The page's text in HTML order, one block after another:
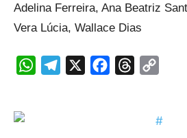
Adelina Ferreira, Ana Beatriz
Vera Lúcia, Wallace Dias
WhatsAppTelegram FacebookThreads